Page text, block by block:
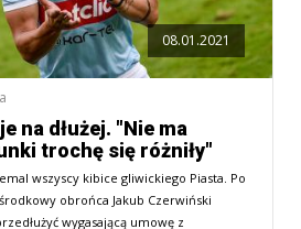
08.01.2021
na dłużej. "Nie ma
trochę się różniły"
wszyscy kibice gliwickiego Piasta. Po
obrońca Jakub Czerwiński
wygasającą umowę z